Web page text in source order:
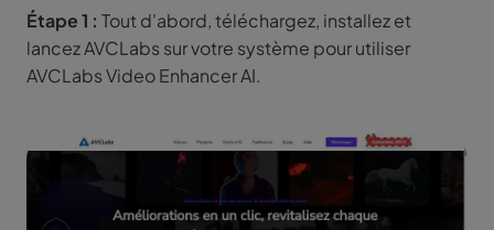
Étape 1 : Tout d'abord, téléchargez, installez et
lancez AVCLabs sur votre système pour utiliser
AVCLabs Video Enhancer AI.